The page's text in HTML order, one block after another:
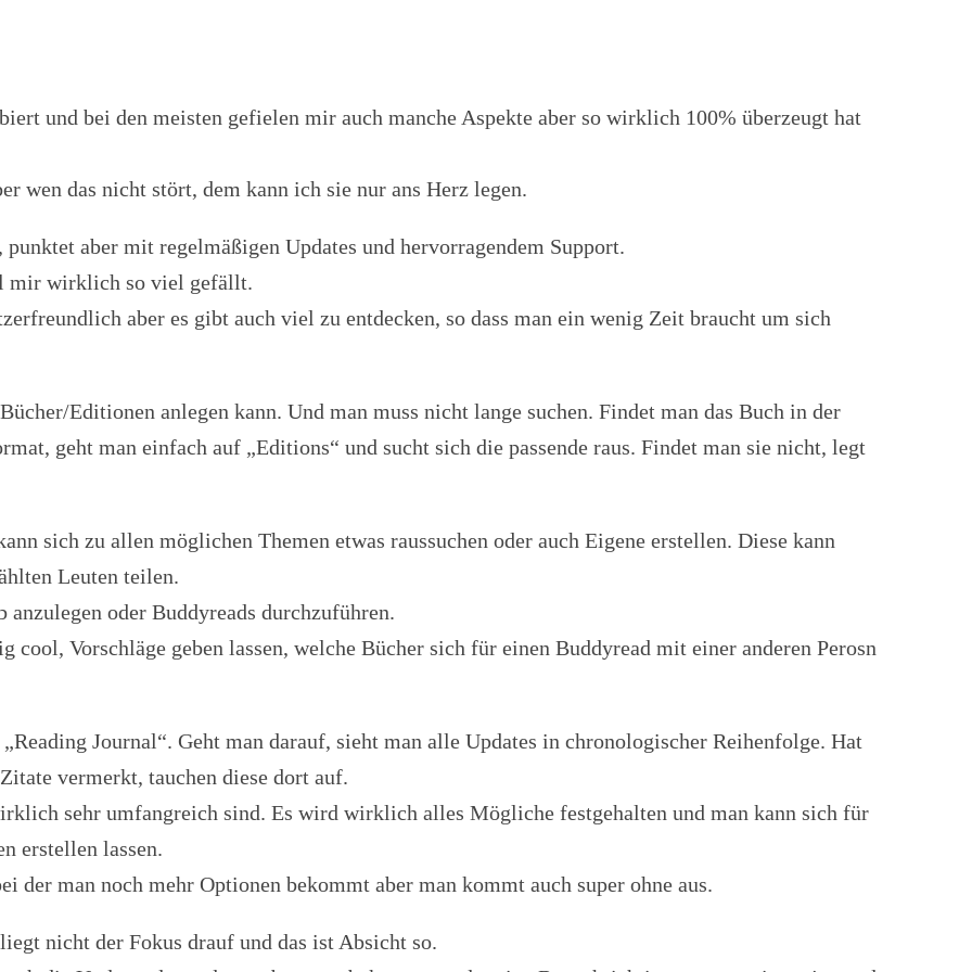
und bei den meisten gefielen mir auch manche Aspekte aber so wirklich 100% überzeugt hat
wen das nicht stört, dem kann ich sie nur ans Herz legen.
aber mit regelmäßigen Updates und hervorragendem Support.
mir wirklich so viel gefällt.
aber es gibt auch viel zu entdecken, so dass man ein wenig Zeit braucht um sich
Editionen anlegen kann. Und man muss nicht lange suchen. Findet man das Buch in der
geht man einfach auf „Editions“ und sucht sich die passende raus. Findet man sie nicht, legt
sich zu allen möglichen Themen etwas raussuchen oder auch Eigene erstellen. Diese kann
Leuten teilen.
oder Buddyreads durchzuführen.
cool, Vorschläge geben lassen, welche Bücher sich für einen Buddyread mit einer anderen Perosn
Journal“. Geht man darauf, sieht man alle Updates in chronologischer Reihenfolge. Hat
vermerkt, tauchen diese dort auf.
sehr umfangreich sind. Es wird wirklich alles Mögliche festgehalten und man kann sich für
erstellen lassen.
der man noch mehr Optionen bekommt aber man kommt auch super ohne aus.
nicht der Fokus drauf und das ist Absicht so.